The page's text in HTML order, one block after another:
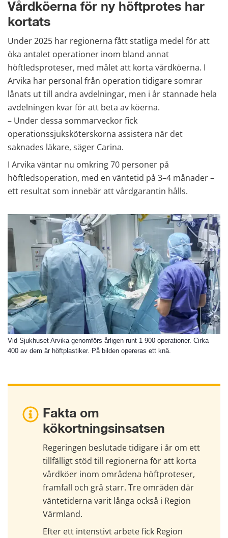
Vårdköerna för ny höftprotes har
kortats
Under 2025 har regionerna fått statliga medel för att
öka antalet operationer inom bland annat
höftledsproteser, med målet att korta vårdköerna. I
Arvika har personal från operation tidigare somrar
lånats ut till andra avdelningar, men i år stannade hela
avdelningen kvar för att beta av köerna.
– Under dessa sommarveckor fick
operationssjuksköterskorna assistera när det
saknades läkare, säger Carina.
I Arvika väntar nu omkring 70 personer på
höftledsoperation, med en väntetid på 3–4 månader –
ett resultat som innebär att vårdgarantin hålls.
Vid Sjukhuset Arvika genomförs årligen runt 1 900 operationer. Cirka
400 av dem är höftplastiker. På bilden opereras ett knä.
Fakta om
kökortningsinsatsen
Regeringen beslutade tidigare i år om ett
tillfälligt stöd till regionerna för att korta
vårdköer inom områdena höftproteser,
framfall och grå starr. Tre områden där
väntetiderna varit långa också i Region
Värmland.
Efter ett intenstivt arbete fick Region